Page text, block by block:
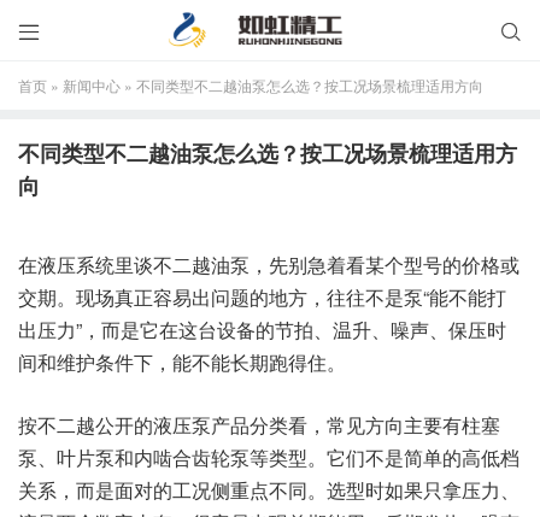


首页 » 新闻中心 » 不同类型不二越油泵怎么选？按工况场景梳理适用方向
不同类型不二越油泵怎么选？按工况场景梳理适用方
向
在液压系统里谈不二越油泵，先别急着看某个型号的价格或
交期。现场真正容易出问题的地方，往往不是泵“能不能打
出压力”，而是它在这台设备的节拍、温升、噪声、保压时
间和维护条件下，能不能长期跑得住。
按不二越公开的液压泵产品分类看，常见方向主要有柱塞
泵、叶片泵和内啮合齿轮泵等类型。它们不是简单的高低档
关系，而是面对的工况侧重点不同。选型时如果只拿压力、